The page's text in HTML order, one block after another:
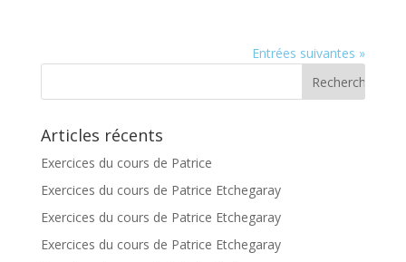
Entrées suivantes »
Articles récents
Exercices du cours de Patrice
Exercices du cours de Patrice Etchegaray
Exercices du cours de Patrice Etchegaray
Exercices du cours de Patrice Etchegaray